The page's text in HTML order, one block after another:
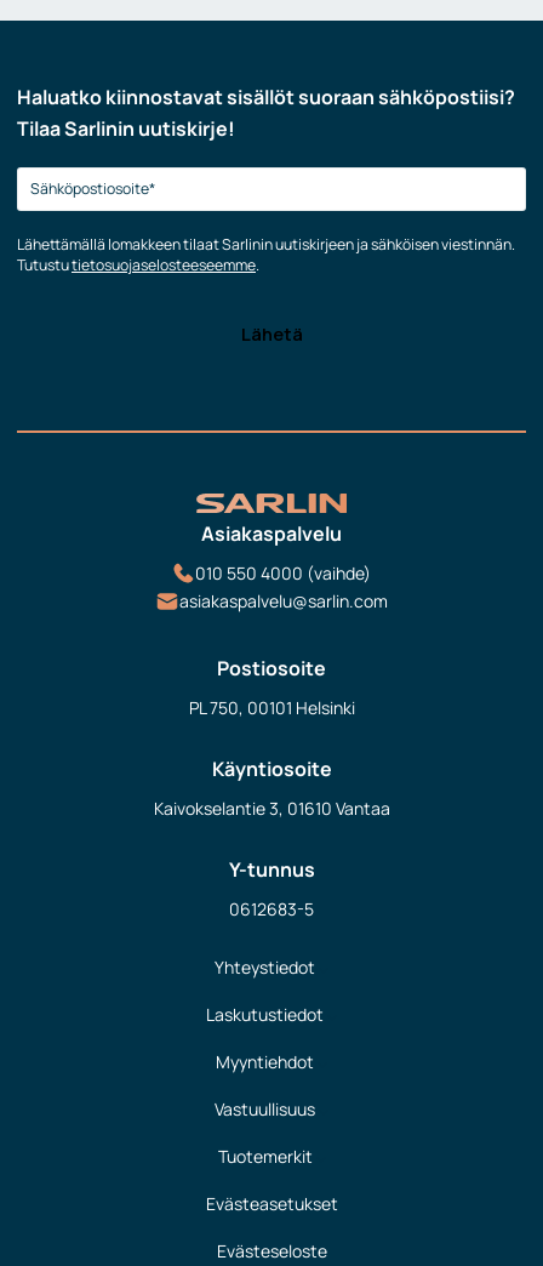
Haluatko kiinnostavat sisällöt suoraan sähköpostiisi?
Tilaa Sarlinin uutiskirje!
Lähettämällä lomakkeen tilaat Sarlinin uutiskirjeen ja sähköisen viestinnän.
Tutustutietosuojaselosteeseemme.
Asiakaspalvelu
010 550 4000 (vaihde)
asiakaspalvelu@sarlin.com
Postiosoite
PL 750, 00101 Helsinki
Käyntiosoite
Kaivokselantie 3, 01610 Vantaa
Y-tunnus
0612683-5
Yhteystiedot
Laskutustiedot
Myyntiehdot
Vastuullisuus
Tuotemerkit
Evästeasetukset
Evästeseloste